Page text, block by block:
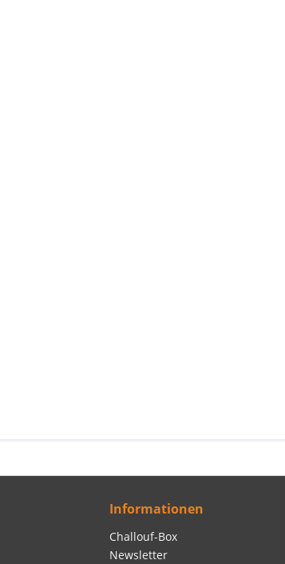
Informationen
Challouf-Box
Newsletter